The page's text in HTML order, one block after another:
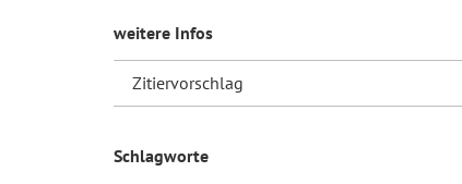
weitere Infos
Zitiervorschlag
Schlagworte